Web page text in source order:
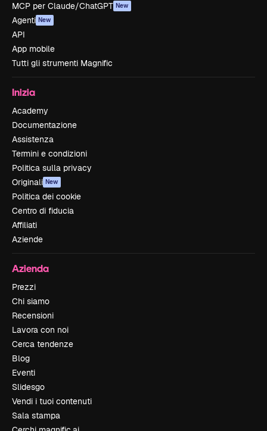
MCP per Claude/ChatGPT New
Agenti New
API
App mobile
Tutti gli strumenti Magnific
Inizia
Academy
Documentazione
Assistenza
Termini e condizioni
Politica sulla privacy
Originali New
Politica dei cookie
Centro di fiducia
Affiliati
Aziende
Azienda
Prezzi
Chi siamo
Recensioni
Lavora con noi
Cerca tendenze
Blog
Eventi
Slidesgo
Vendi i tuoi contenuti
Sala stampa